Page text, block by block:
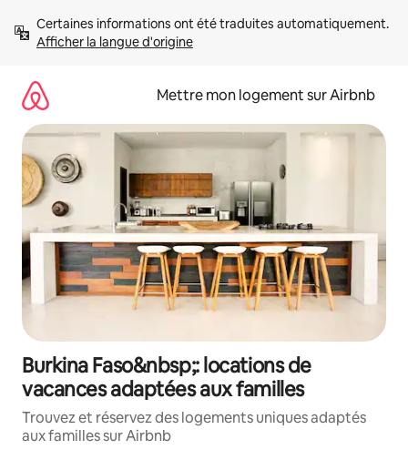
directement
Afficher la langue d'origine
Mettre mon logement sur Airbnb
Burkina Faso&nbsp;: locations de
vacances adaptées aux familles
Trouvez et réservez des logements uniques adaptés
aux familles sur Airbnb